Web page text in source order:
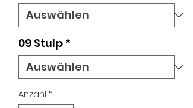
09 Stulp *
Anzahl *